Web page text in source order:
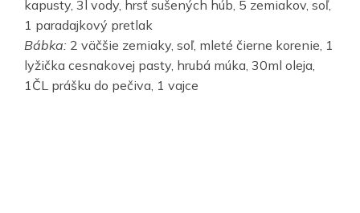
kapusty, 3l vody, hrsť sušených húb, 5 zemiakov, soľ,
1 paradajkový pretlak
Bábka: 2 väčšie zemiaky, soľ, mleté čierne korenie, 1
lyžička cesnakovej pasty, hrubá múka, 30ml oleja,
1ČL prášku do pečiva, 1 vajce